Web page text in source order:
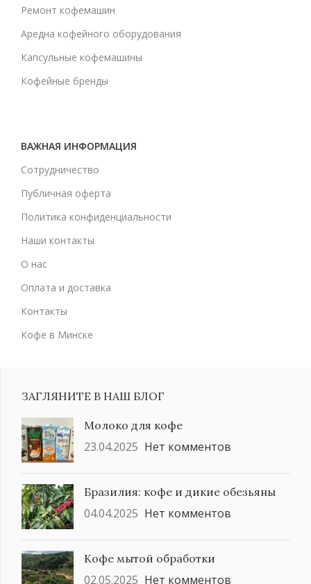
Ремонт кофемашин
Аредна кофейного оборудования
Капсульные кофемашины
Кофейные бренды
ВАЖНАЯ ИНФОРМАЦИЯ
Сотрудничество
Публичная оферта
Политика конфиденциальности
Наши контакты
О нас
Оплата и доставка
Контакты
Кофе в Минске
ЗАГЛЯНИТЕ В НАШ БЛОГ
Молоко для кофе
23.04.2025 Нет комментов
Бразилия: кофе и дикие обезьяны
04.04.2025 Нет комментов
Кофе мытой обработки
02.05.2025 Нет комментов